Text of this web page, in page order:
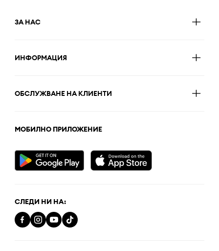
ЗА НАС
ИНФОРМАЦИЯ
ОБСЛУЖВАНЕ НА КЛИЕНТИ
МОБИЛНО ПРИЛОЖЕНИЕ
СЛЕДИ НИ НА: